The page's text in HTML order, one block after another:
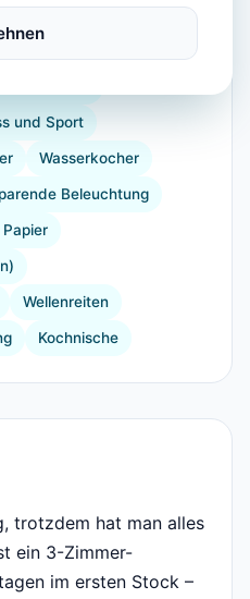
und Sport
Wasserkocher
Beleuchtung
Wellenreiten
Kochnische
trotzdem hat man alles
ein 3-Zimmer-
im ersten Stock –